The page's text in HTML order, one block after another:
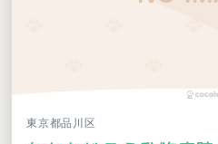
東京都品川区